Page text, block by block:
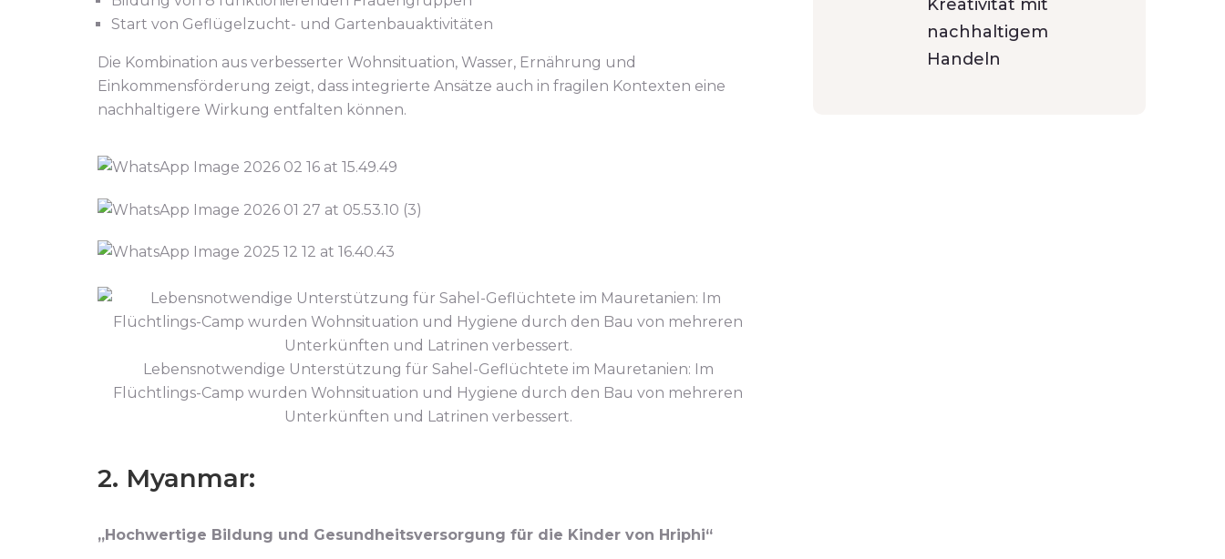
Start von Geflügelzucht- und Gartenbauaktivitäten
Die Kombination aus verbesserter Wohnsituation, Wasser, Ernährung und
Einkommensförderung zeigt, dass integrierte Ansätze auch in fragilen Kontexten eine
nachhaltigere Wirkung entfalten können.
Lebensnotwendige Unterstützung für Sahel-Geflüchtete im Mauretanien: Im
Flüchtlings-Camp wurden Wohnsituation und Hygiene durch den Bau von mehreren
Unterkünften und Latrinen verbessert.
2. Myanmar:
„Hochwertige Bildung und Gesundheitsversorgung für die Kinder von Hriphi“
Kreativität mit
nachhaltigem
Handeln